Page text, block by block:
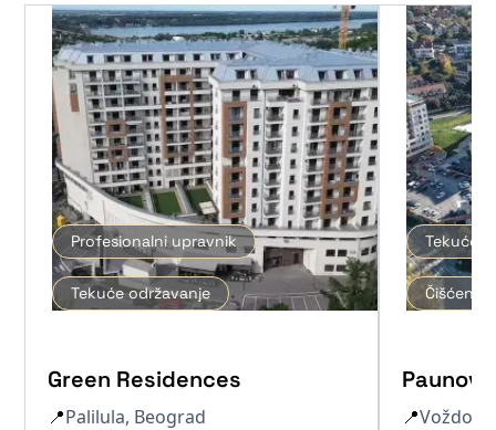
Profesionalni upravnik
Tekuće održavanje
Green Residences
📍Palilula, Beograd
Tekuće
Čišćenje
Paunov
📍